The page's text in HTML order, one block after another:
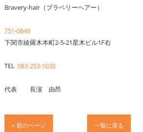
Bravery-hair（ブラベリーヘアー）
751-0849
下関市綾羅木本町2-5-21星木ビル1F右
TEL 083-253-1030
代表 長濵 由昂
< 前のページ 一覧に戻る